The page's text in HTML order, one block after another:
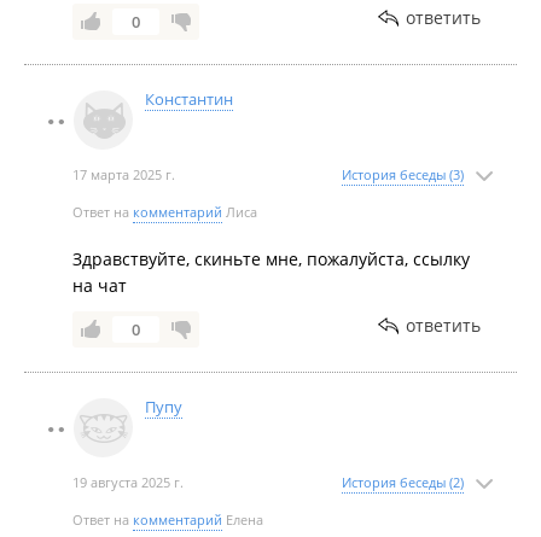
Декабрь 2020
0 ответить
Константин
17 марта 2025 г. История беседы (3)
Ответ на комментарий Лиса
Здравствуйте, скиньте мне, пожалуйста, ссылку
на чат
0 ответить
Пупу
19 августа 2025 г. История беседы (2)
Ответ на комментарий Елена